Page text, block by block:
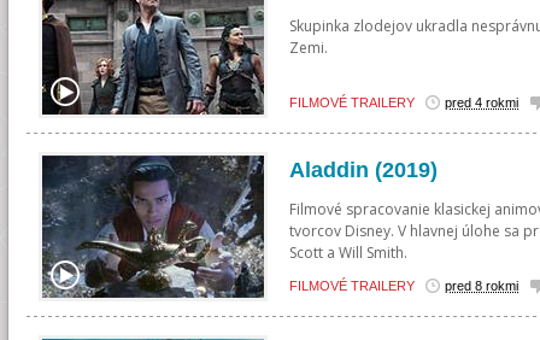
Skupinka zlodejov ukradla
Zemi.
FILMOVÉ TRAILERY pred 4 rokmi
Aladdin (2019)
Filmové spracovanie klasickej
tvorcov Disney. V hlavnej úlohe sa
Scott a Will Smith.
FILMOVÉ TRAILERY pred 8 rokmi